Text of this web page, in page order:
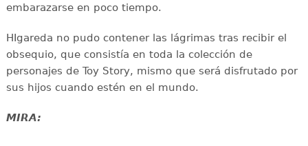
embarazarse en poco tiempo.
HIgareda no pudo contener las lágrimas tras recibir el
obsequio, que consistía en toda la colección de
personajes de Toy Story, mismo que será disfrutado por
sus hijos cuando estén en el mundo.
MIRA: